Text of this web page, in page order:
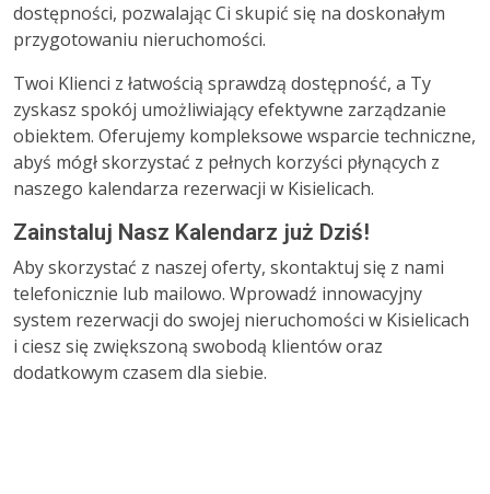
dostępności, pozwalając Ci skupić się na doskonałym
przygotowaniu nieruchomości.
Twoi Klienci z łatwością sprawdzą dostępność, a Ty
zyskasz spokój umożliwiający efektywne zarządzanie
obiektem. Oferujemy kompleksowe wsparcie techniczne,
abyś mógł skorzystać z pełnych korzyści płynących z
naszego kalendarza rezerwacji w Kisielicach.
Zainstaluj Nasz Kalendarz już Dziś!
Aby skorzystać z naszej oferty, skontaktuj się z nami
telefonicznie lub mailowo. Wprowadź innowacyjny
system rezerwacji do swojej nieruchomości w Kisielicach
i ciesz się zwiększoną swobodą klientów oraz
dodatkowym czasem dla siebie.